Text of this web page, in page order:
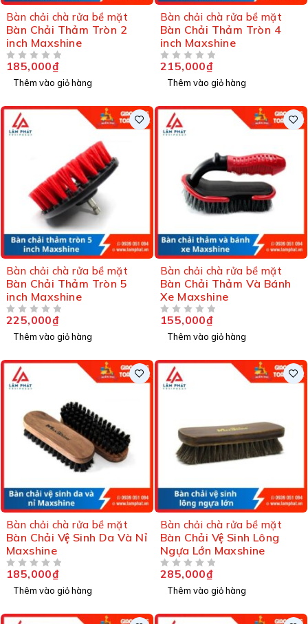
Bàn chải chà rửa bề mặt
Bàn Chải Thảm Tròn 2
inch Maxshine
185,000₫
Thêm vào giỏ hàng
Bàn chải chà rửa bề mặt
Bàn Chải Thảm Tròn 4
inch Maxshine
215,000₫
Thêm vào giỏ hàng
Bàn chải chà rửa bề mặt
Bàn Chải Thảm Tròn 5
inch Maxshine
225,000₫
Thêm vào giỏ hàng
Bàn chải chà rửa bề mặt
Bàn Chải Thảm Và Bánh
Xe Maxshine
155,000₫
Thêm vào giỏ hàng
Bàn chải chà rửa bề mặt
Bàn Chải Vệ Sinh Da Và Nỉ
Maxshine
185,000₫
Thêm vào giỏ hàng
Bàn chải chà rửa bề mặt
Bàn Chải Vệ Sinh Lông
Ngựa Lớn Maxshine
285,000₫
Thêm vào giỏ hàng